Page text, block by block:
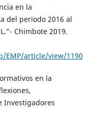
en la
del periodo 2016 al
Chimbote 2019.
EMP/article/view/1190
en la
Investigadores